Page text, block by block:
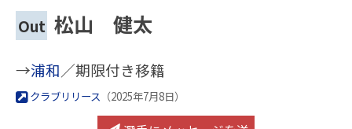
X
eb
k
Out 松山 健太
→浦和／期限付き移籍
クラブリリース （2025年7月8日）